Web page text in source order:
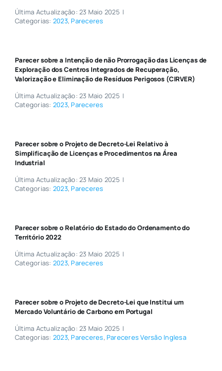
Última Actualização: 23 Maio 2025 |
Categorias: 2023,Pareceres
Parecer sobre a Intenção de não Prorrogação das Licenças de
Exploração dos Centros Integrados de Recuperação,
Valorização e Eliminação de Resíduos Perigosos (CIRVER)
Última Actualização: 23 Maio 2025 |
Categorias: 2023,Pareceres
Parecer sobre o Projeto de Decreto-Lei Relativo à
Simplificação de Licenças e Procedimentos na Área
Industrial
Última Actualização: 23 Maio 2025 |
Categorias: 2023,Pareceres
Parecer sobre o Relatório do Estado do Ordenamento do
Território 2022
Última Actualização: 23 Maio 2025 |
Categorias: 2023,Pareceres
Parecer sobre o Projeto de Decreto-Lei que Institui um
Mercado Voluntário de Carbono em Portugal
Última Actualização: 23 Maio 2025 |
Categorias: 2023,Pareceres, Pareceres Versão Inglesa